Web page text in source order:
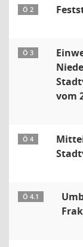
Ö 2
Ö 3
vom
Ö 4
Ö 4.1